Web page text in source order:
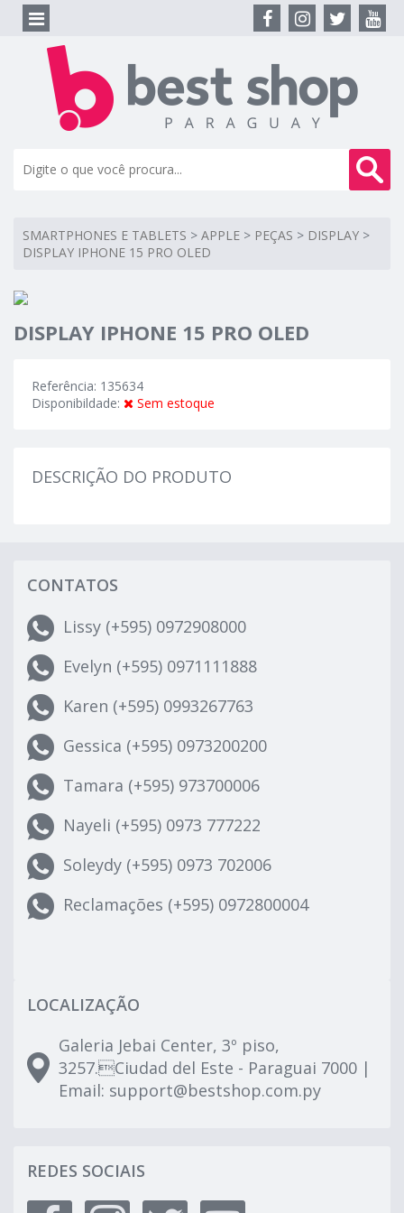
SMARTPHONES E TABLETS > APPLE > PEÇAS > DISPLAY >
DISPLAY IPHONE 15 PRO OLED
DISPLAY IPHONE 15 PRO OLED
Referência: 135634
Disponibildade:
Sem estoque
DESCRIÇÃO DO PRODUTO
CONTATOS
Lissy (+595) 0972908000
Evelyn (+595) 0971111888
Karen (+595) 0993267763
Gessica (+595) 0973200200
Tamara (+595) 973700006
Nayeli (+595) 0973 777222
Soleydy (+595) 0973 702006
Reclamações (+595) 0972800004
LOCALIZAÇÃO
Galeria Jebai Center, 3º piso,
3257.Ciudad del Este - Paraguai 7000 |
Email: support@bestshop.com.py
REDES SOCIAIS